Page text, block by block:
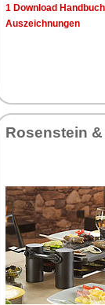
1 Down­load
Aus­zeich­nun­gen
Ro­sen­stein